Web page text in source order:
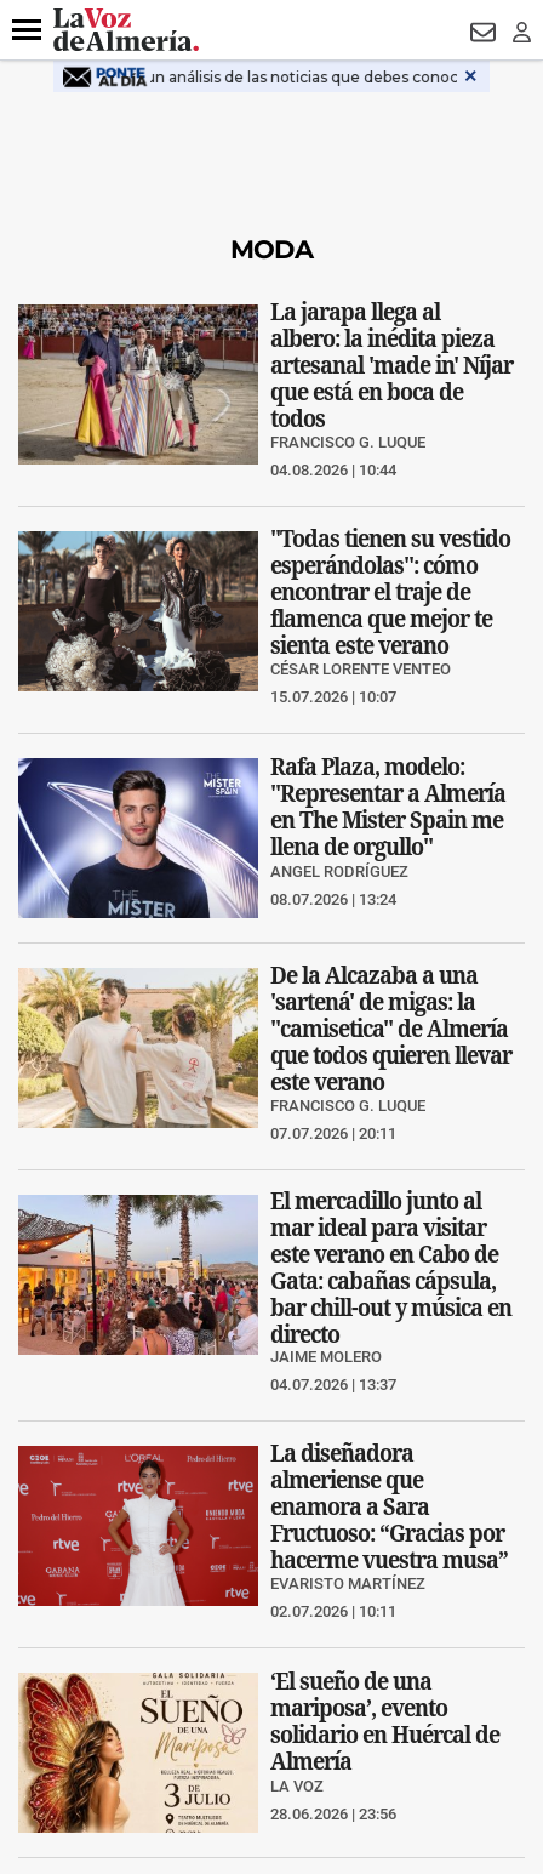
DESTACADO DRON UDA
Menú
MODA
La jarapa llega al
albero: la inédita pieza
artesanal 'made in' Níjar
que está en boca de
todos
FRANCISCO G. LUQUE
04.08.2026 | 10:44
"Todas tienen su vestido
esperándolas": cómo
encontrar el traje de
flamenca que mejor te
sienta este verano
CÉSAR LORENTE VENTEO
15.07.2026 | 10:07
Rafa Plaza, modelo:
"Representar a Almería
en The Mister Spain me
llena de orgullo"
ANGEL RODRÍGUEZ
08.07.2026 | 13:24
De la Alcazaba a una
'sartená' de migas: la
"camisetica" de Almería
que todos quieren llevar
este verano
FRANCISCO G. LUQUE
07.07.2026 | 20:11
El mercadillo junto al
mar ideal para visitar
este verano en Cabo de
Gata: cabañas cápsula,
bar chill-out y música en
directo
JAIME MOLERO
04.07.2026 | 13:37
La diseñadora
almeriense que
enamora a Sara
Fructuoso: “Gracias por
hacerme vuestra musa”
EVARISTO MARTÍNEZ
02.07.2026 | 10:11
‘El sueño de una
mariposa’, evento
solidario en Huércal de
Almería
LA VOZ
28.06.2026 | 23:56